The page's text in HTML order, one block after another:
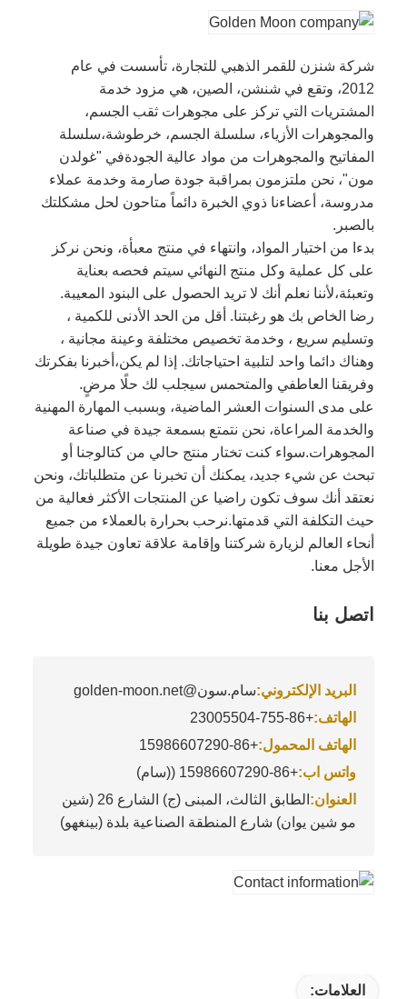
شركة شنزن للقمر الذهبي للتجارة، تأسست في عام
2012، وتقع في شنشن، الصين، هي مزود خدمة
المشتريات التي تركز على مجوهرات ثقب الجسم،
والمجوهرات الأزياء، سلسلة الجسم، خرطوشة،سلسلة
المفاتيح والمجوهرات من مواد عالية الجودةفي "غولدن
مون"، نحن ملتزمون بمراقبة جودة صارمة وخدمة عملاء
مدروسة، أعضاءنا ذوي الخبرة دائماً متاحون لحل مشكلتك
بالصبر.
بدءا من اختيار المواد، وانتهاء في منتج معبأة، ونحن نركز
على كل عملية وكل منتج النهائي سيتم فحصه بعناية
وتعبئة،لأننا نعلم أنك لا تريد الحصول على البنود المعيبة.
رضا الخاص بك هو رغبتنا. أقل من الحد الأدنى للكمية ،
وتسليم سريع ، وخدمة تخصيص مختلفة وعينة مجانية ،
وهناك دائما واحد لتلبية احتياجاتك. إذا لم يكن،أخبرنا بفكرتك
وفريقنا العاطفي والمتحمس سيجلب لك حلًا مرضٍ.
على مدى السنوات العشر الماضية، وبسبب المهارة المهنية
والخدمة المراعاة، نحن نتمتع بسمعة جيدة في صناعة
المجوهرات.سواء كنت تختار منتج حالي من كتالوجنا أو
تبحث عن شيء جديد، يمكنك أن تخبرنا عن متطلباتك، ونحن
نعتقد أنك سوف تكون راضيا عن المنتجات الأكثر فعالية من
حيث التكلفة التي قدمتها.نرحب بحرارة بالعملاء من جميع
أنحاء العالم لزيارة شركتنا وإقامة علاقة تعاون جيدة طويلة
الأجل معنا.
اتصل بنا
البريد الإلكتروني:سام.سون@golden-moon.net
الهاتف:+86-755-23005504
الهاتف المحمول:+86-15986607290
واتس اب:+86-15986607290 ((سام)
العنوان:
الطابق الثالث، المبنى (ج) الشارع 26 (شين
مو شين يوان) شارع المنطقة الصناعية بلدة (بينغهو)
العلامات: